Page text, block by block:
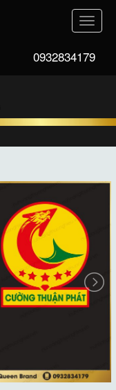
Toggle
0932834179